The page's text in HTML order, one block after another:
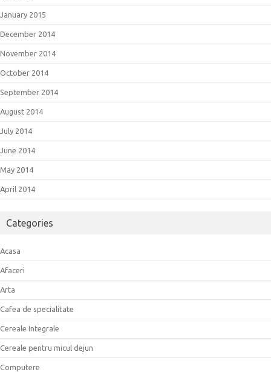
January 2015
December 2014
November 2014
October 2014
September 2014
August 2014
July 2014
June 2014
May 2014
April 2014
Categories
Acasa
Afaceri
Arta
Cafea de specialitate
Cereale Integrale
Cereale pentru micul dejun
Computere